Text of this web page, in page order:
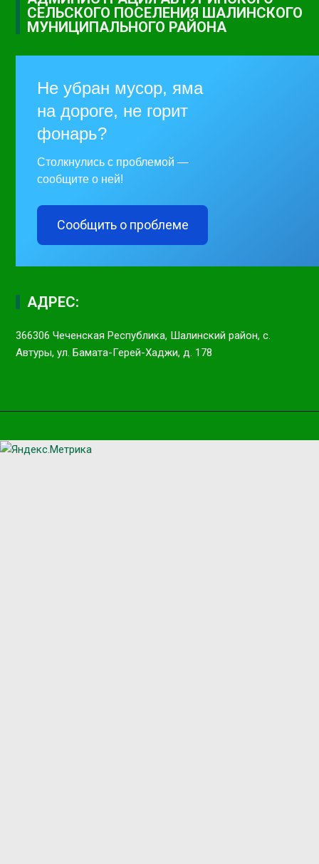
СЕЛЬСКОГО ПОСЕЛЕНИЯ ШАЛИНСКОГО
МУНИЦИПАЛЬНОГО РАЙОНА
Не убран мусор, яма
на дороге, не горит
фонарь?
Столкнулись с проблемой —
сообщите о ней!
Сообщить о проблеме
АДРЕС:
366306 Чеченская Республика, Шалинский район, с.
Автуры, ул. Бамата-Герей-Хаджи, д. 178